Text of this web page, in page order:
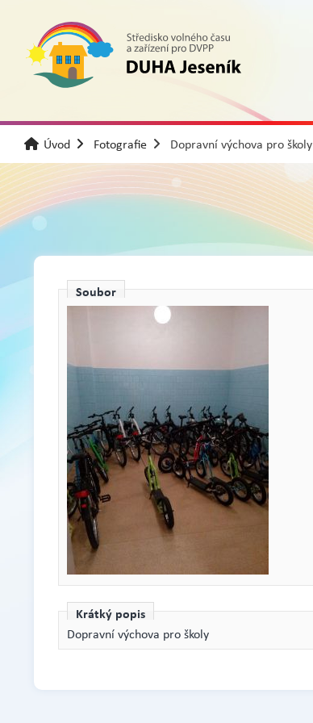
Úvod Fotografie Dopravní výchova pro školy
Soubor
Krátký popis
Dopravní výchova pro školy